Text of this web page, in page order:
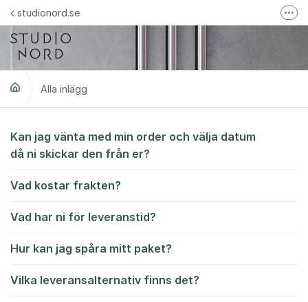
Hoppa till innehåll
studionord.se
Alla inlägg
Alla inlägg
Kan jag vänta med min order och välja datum
då ni skickar den från er?
Vad kostar frakten?
Vad har ni för leveranstid?
Hur kan jag spåra mitt paket?
Vilka leveransalternativ finns det?